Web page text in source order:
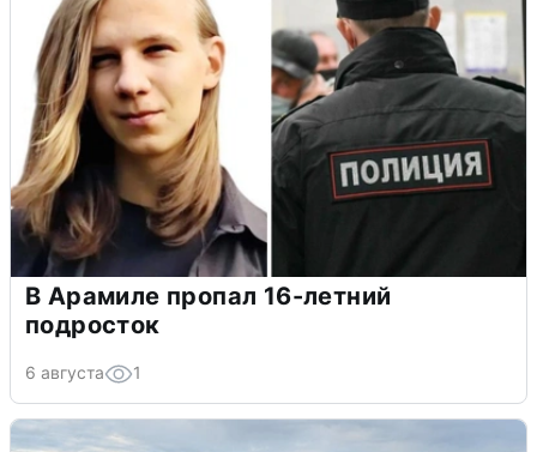
В Арамиле пропал 16-летний
подросток
6 августа 1